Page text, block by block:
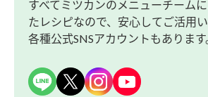
すべてミツカンのメニューチーム
たレシピなので、安心してご活用い
各種公式SNSアカウントもあります